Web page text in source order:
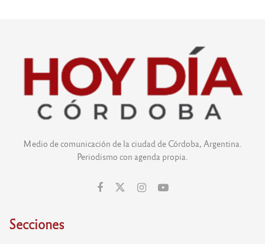
Medio de comunicación de la ciudad de Córdoba, Argentina.
Periodismo con agenda propia.
Secciones